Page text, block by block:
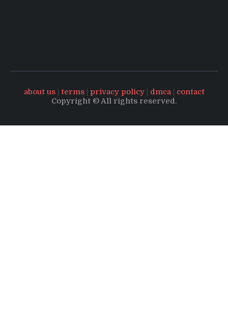
about us| terms| privacy policy| dmca| contact
Copyright © All rights reserved.